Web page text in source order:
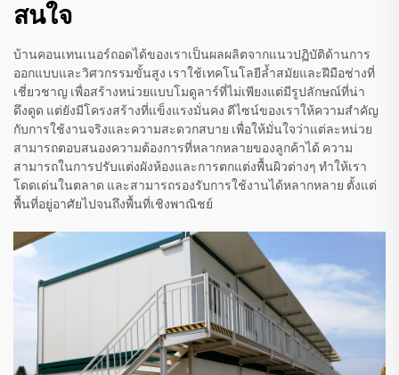
สนใจ
บ้านคอนเทนเนอร์ถอดได้ของเราเป็นผลผลิตจากแนวปฏิบัติด้านการ
ออกแบบและวิศวกรรมขั้นสูง เราใช้เทคโนโลยีล้ำสมัยและฝีมือช่างที่
เชี่ยวชาญ เพื่อสร้างหน่วยแบบโมดูลาร์ที่ไม่เพียงแต่มีรูปลักษณ์ที่น่า
ดึงดูด แต่ยังมีโครงสร้างที่แข็งแรงมั่นคง ดีไซน์ของเราให้ความสำคัญ
กับการใช้งานจริงและความสะดวกสบาย เพื่อให้มั่นใจว่าแต่ละหน่วย
สามารถตอบสนองความต้องการที่หลากหลายของลูกค้าได้ ความ
สามารถในการปรับแต่งผังห้องและการตกแต่งพื้นผิวต่างๆ ทำให้เรา
โดดเด่นในตลาด และสามารถรองรับการใช้งานได้หลากหลาย ตั้งแต่
พื้นที่อยู่อาศัยไปจนถึงพื้นที่เชิงพาณิชย์